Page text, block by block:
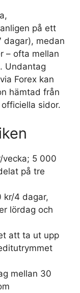
på ett
dagar), medan
– ofta mellan
Undantag
Forex kan
hämtad från
sidor.
vecka; 5 000
på tre
kr/4 dagar,
lördag och
att ta ut upp
mellan 30